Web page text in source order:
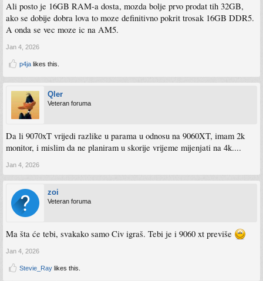
Ali posto je 16GB RAM-a dosta, mozda bolje prvo prodat tih 32GB,
ako se dobije dobra lova to moze definitivno pokrit trosak 16GB DDR5.
A onda se vec moze ic na AM5.
Jan 4, 2026
p4ja likes this.
Qler
Veteran foruma
Da li 9070xT vrijedi razlike u parama u odnosu na 9060XT, imam 2k
monitor, i mislim da ne planiram u skorije vrijeme mijenjati na 4k....
Jan 4, 2026
zoi
Veteran foruma
Ma šta će tebi, svakako samo Civ igraš. Tebi je i 9060 xt previše
Jan 4, 2026
Stevie_Ray likes this.